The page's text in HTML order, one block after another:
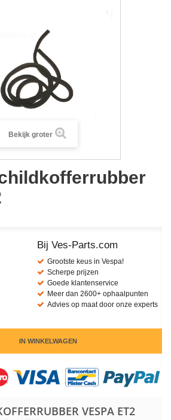
Bekijk groter
Bij Ves-Parts.com
Grootste keus in Vespa!
Scherpe prijzen
Goede klantenservice
Meer dan 2600+ ophaalpunten
Advies op maat door onze experts
IN WINKELWAGEN
VESPA ET2